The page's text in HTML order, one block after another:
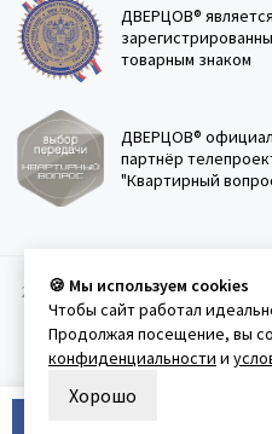
ДВЕРЦОВ® является
товарным знаком
ДВЕРЦОВ®
партнёр
"Квартирный
2011-2026 © Дверцов. Карта сайта
конфеденциальности
🍪 Мы используем cookies
Чтобы сайт работал
Продолжая посещение, вы
конфиденциальности и
Хорошо